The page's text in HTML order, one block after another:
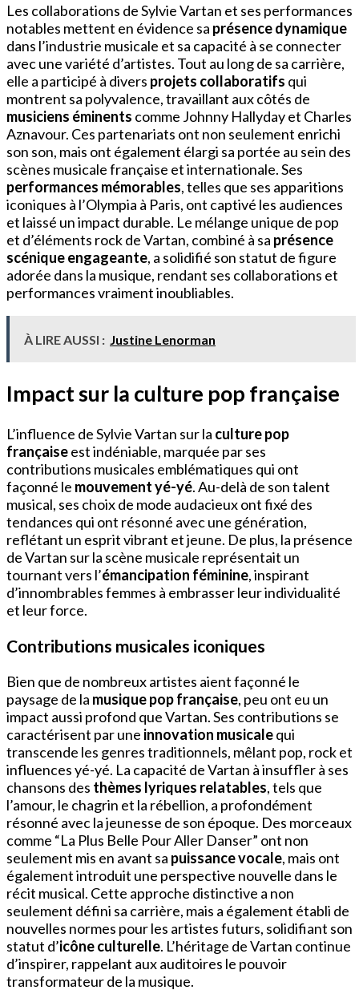
Les collaborations de Sylvie Vartan et ses performances
notables mettent en évidence sa présence dynamique
dans l’industrie musicale et sa capacité à se connecter
avec une variété d’artistes. Tout au long de sa carrière,
elle a participé à divers projets collaboratifs qui
montrent sa polyvalence, travaillant aux côtés de
musiciens éminents comme Johnny Hallyday et Charles
Aznavour. Ces partenariats ont non seulement enrichi
son son, mais ont également élargi sa portée au sein des
scènes musicale française et internationale. Ses
performances mémorables, telles que ses apparitions
iconiques à l’Olympia à Paris, ont captivé les audiences
et laissé un impact durable. Le mélange unique de pop
et d’éléments rock de Vartan, combiné à sa présence
scénique engageante, a solidifié son statut de figure
adorée dans la musique, rendant ses collaborations et
performances vraiment inoubliables.
À LIRE AUSSI : Justine Lenorman
Impact sur la culture pop française
L’influence de Sylvie Vartan sur la culture pop
françaiseest indéniable, marquée par ses
contributions musicales emblématiques qui ont
façonné le mouvement yé-yé. Au-delà de son talent
musical, ses choix de mode audacieux ont fixé des
tendances qui ont résonné avec une génération,
reflétant un esprit vibrant et jeune. De plus, la présence
de Vartan sur la scène musicale représentait un
tournant vers l’émancipation féminine, inspirant
d’innombrables femmes à embrasser leur individualité
et leur force.
Contributions musicales iconiques
Bien que de nombreux artistes aient façonné le
paysage de la musique pop française, peu ont eu un
impact aussi profond que Vartan. Ses contributions se
caractérisent par une innovation musicalequi
transcende les genres traditionnels, mêlant pop, rock et
influences yé-yé. La capacité de Vartan à insuffler à ses
chansons des thèmes lyriques relatables, tels que
l’amour, le chagrin et la rébellion, a profondément
résonné avec la jeunesse de son époque. Des morceaux
comme “La Plus Belle Pour Aller Danser” ont non
seulement mis en avant sa puissance vocale, mais ont
également introduit une perspective nouvelle dans le
récit musical. Cette approche distinctive a non
seulement défini sa carrière, mais a également établi de
nouvelles normes pour les artistes futurs, solidifiant son
statut d’icône culturelle. L’héritage de Vartan continue
d’inspirer, rappelant aux auditoires le pouvoir
transformateur de la musique.